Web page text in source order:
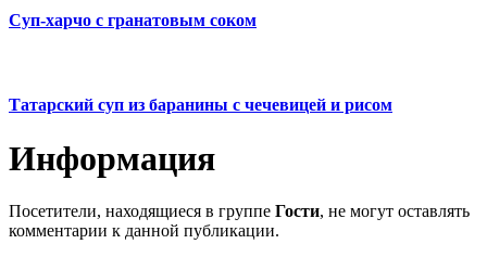
Суп-харчо с гранатовым соком
Татарский суп из баранины с чечевицей и рисом
Информация
Посетители, находящиеся в группе Гости, не могут оставлять
комментарии к данной публикации.